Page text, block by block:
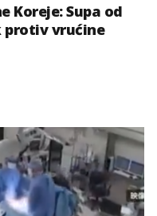
Koreje: Supa od
protiv vrućine
Energetski problemi
niskog vodostaja